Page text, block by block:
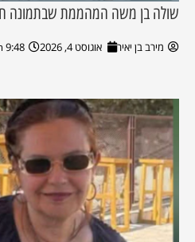
שולה בן משה המהממת שבתמונה
מירב בן יאיר אוגוסט 4, 2026 9:48 pm